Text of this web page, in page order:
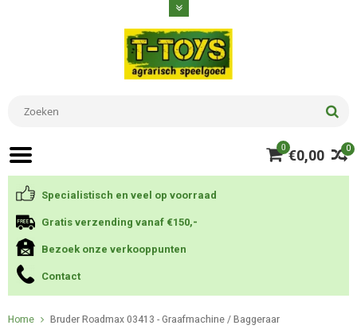
0
0 €0,00
Specialistisch en veel op voorraad
Gratis verzending vanaf €150,-
Bezoek onze verkooppunten
Contact
Home Bruder Roadmax 03413 - Graafmachine / Baggeraar